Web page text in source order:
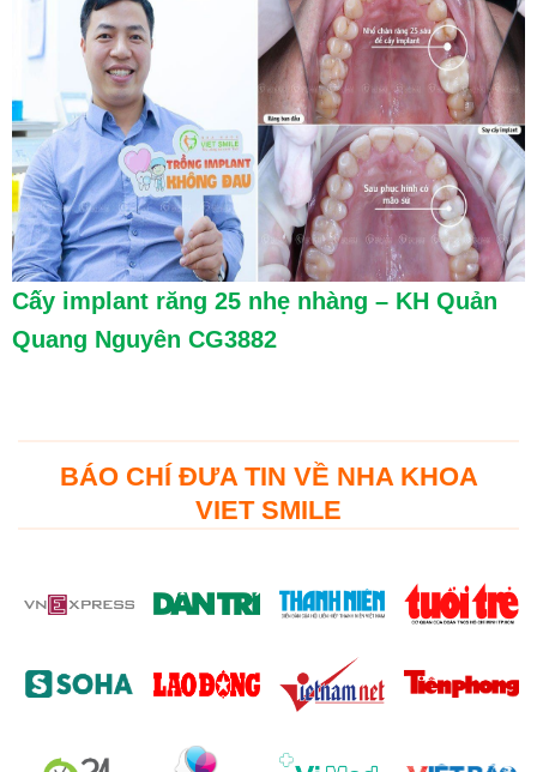
Cấy implant răng 25 nhẹ nhàng – KH Quản
Quang Nguyên CG3882
BÁO CHÍ ĐƯA TIN VỀ NHA KHOA
VIET SMILE